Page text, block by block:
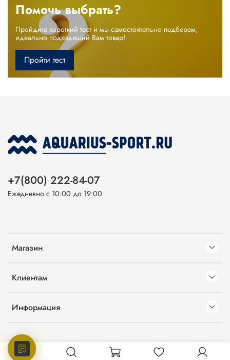
Помочь выбрать?
Пройдите короткий тест и мы самостоятельно подберем,
идеально подходящий Вам товар!
Пройти тест
Магазин
Клиентам
Информация
+7(800) 222-84-07
Ежедневно с 10:00 до 19:00